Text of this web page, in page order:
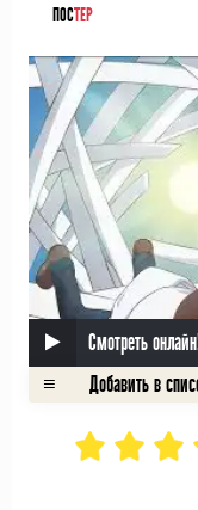
ПОСТЕР
Смотреть